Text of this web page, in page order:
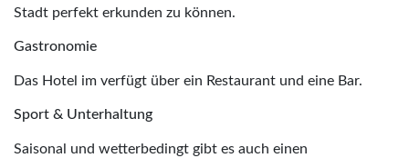
Stadt perfekt erkunden zu können.
Gastronomie
Das Hotel im verfügt über ein Restaurant und eine Bar.
Sport & Unterhaltung
Saisonal und wetterbedingt gibt es auch einen